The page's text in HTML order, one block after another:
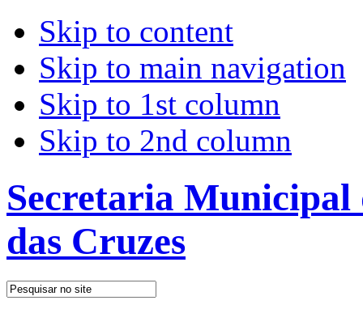
Skip to content
Skip to main navigation
Skip to 1st column
Skip to 2nd column
Secretaria
das Cruzes